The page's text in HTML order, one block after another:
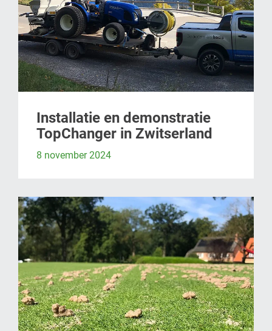
Installatie en demonstratie
TopChanger in Zwitserland
8 november 2024